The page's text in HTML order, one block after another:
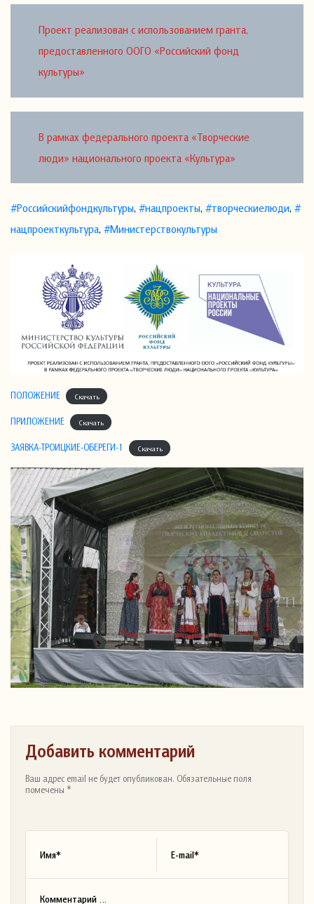
Проект реализован с использованием гранта,
предоставленного ООГО «Российский фонд
культуры»
В рамках федерального проекта «Творческие
люди» национального проекта «Культура»
#Российскийфондкультуры, #нацпроекты, #творческиелюди, #
нацпроекткультура, #Министерствокультуры
ПОЛОЖЕНИЕ Скачать
ПРИЛОЖЕНИЕ Скачать
ЗАЯВКА-ТРОИЦКИЕ-ОБЕРЕГИ-1 Скачать
Добавить комментарий
Ваш адрес email не будет опубликован. Обязательные поля
помечены *